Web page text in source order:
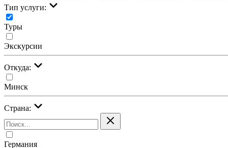
Тип услуги:
Туры
Экскурсии
Откуда:
Минск
Страна:
Германия